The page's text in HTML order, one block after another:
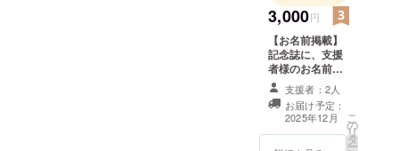
3,000円
【お名前掲載】
記念誌に、支援
者様のお名前を
掲載します。 ※
必ず備考欄に希
望されるお名前
をご記入くださ
い。 ※お名前の
支援者：2人
お届け予定：
2025年12月
こ
の
リ
タ
ー